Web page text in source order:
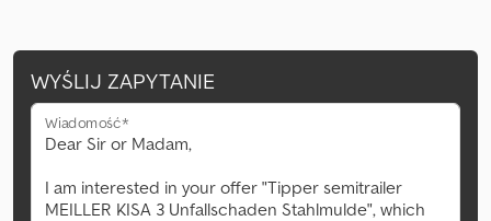
WYŚLIJ ZAPYTANIE
Wiadomość*